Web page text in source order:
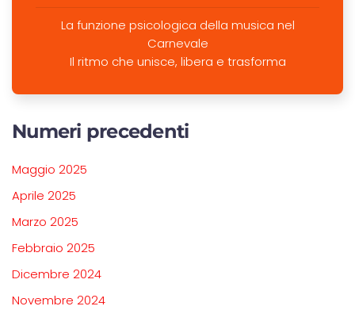
La funzione psicologica della musica nel
Carnevale
Il ritmo che unisce, libera e trasforma
Numeri precedenti
Maggio 2025
Aprile 2025
Marzo 2025
Febbraio 2025
Dicembre 2024
Novembre 2024